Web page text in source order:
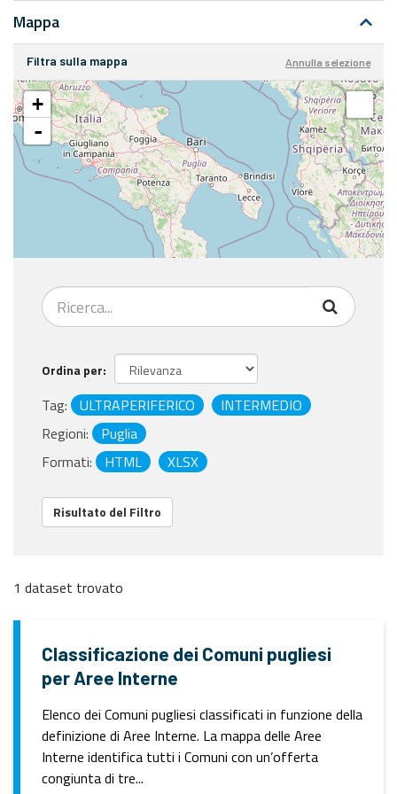
Mappa
Filtra sulla mappa Annulla selezione
+
-
Ordina per
Tag: ULTRAPERIFERICO
INTERMEDIO
Regioni:
Puglia
Formati:
HTML XLSX
Risultato del Filtro
1 dataset trovato
Classificazione dei Comuni pugliesi
per Aree Interne
Elenco dei Comuni pugliesi classificati in funzione della
definizione di Aree Interne. La mappa delle Aree
Interne identifica tutti i Comuni con un’offerta
congiunta di tre...